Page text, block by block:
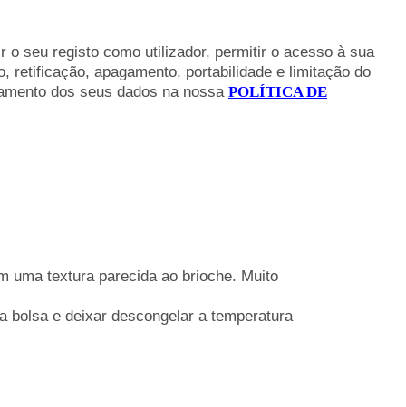
o seu registo como utilizador, permitir o acesso à sua
retificação, apagamento, portabilidade e limitação do
dos seus dados na nossa POLÍTICA DE
uma textura parecida ao brioche. Muito
bolsa e deixar descongelar a temperatura